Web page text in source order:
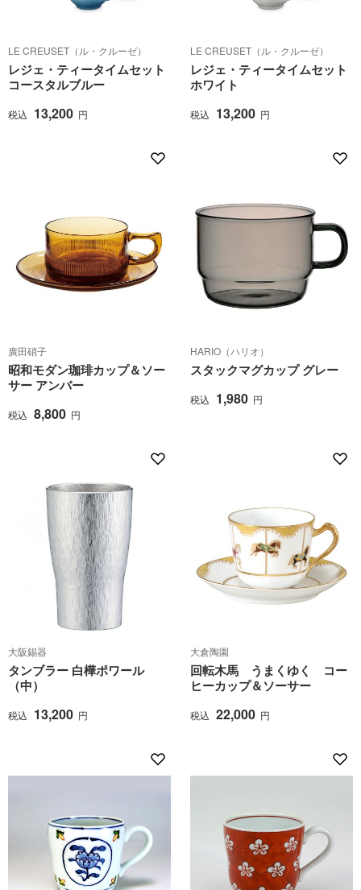
LE CREUSET（ル・クルーゼ）
レジェ・ティータイムセット
コースタルブルー
税込 13,200 円
LE CREUSET（ル・クルーゼ）
レジェ・ティータイムセット
ホワイト
税込 13,200 円
廣田硝子
昭和モダン珈琲カップ＆ソー
サー アンバー
税込 8,800 円
HARIO（ハリオ）
スタックマグカップ グレー
税込 1,980 円
大阪錫器
タンブラー 白樺ポワール
（中）
税込 13,200 円
大倉陶園
回転木馬 うまくゆく コー
ヒーカップ＆ソーサー
税込 22,000 円